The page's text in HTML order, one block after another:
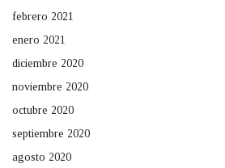
febrero 2021
enero 2021
diciembre 2020
noviembre 2020
octubre 2020
septiembre 2020
agosto 2020